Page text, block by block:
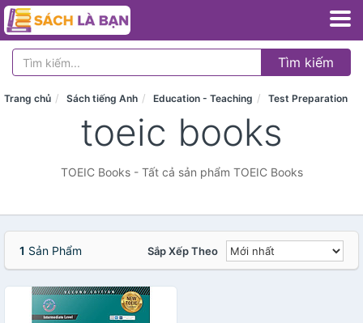
Tìm kiếm
Trang chủ Sách tiếng Anh Education - Teaching Test Preparation
toeic books
TOEIC Books - Tất cả sản phẩm TOEIC Books
1 Sản Phẩm Sắp Xếp Theo